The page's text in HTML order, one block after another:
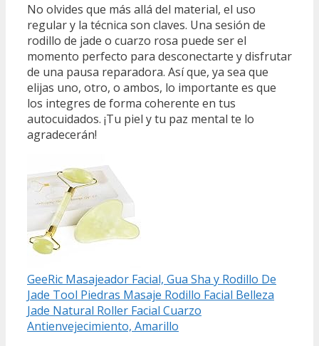
No olvides que más allá del material, el uso
regular y la técnica son claves. Una sesión de
rodillo de jade o cuarzo rosa puede ser el
momento perfecto para desconectarte y disfrutar
de una pausa reparadora. Así que, ya sea que
elijas uno, otro, o ambos, lo importante es que
los integres de forma coherente en tus
autocuidados. ¡Tu piel y tu paz mental te lo
agradecerán!
GeeRic Masajeador Facial, Gua Sha y Rodillo De
Jade Tool Piedras Masaje Rodillo Facial Belleza
Jade Natural Roller Facial Cuarzo
Antienvejecimiento, Amarillo